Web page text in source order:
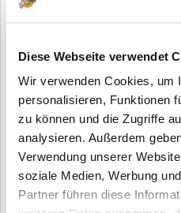
Diese Webseite verwendet
Wir verwenden Cookies, um
personalisieren, Funktionen
zu können und die Zugriffe
analysieren. Außerdem
Verwendung unserer
soziale Medien, Werbung
Partner führen diese
Türen auf Maß gefertigt als
dazu eine günstigere
kleinen Tricks die Mehrpreise